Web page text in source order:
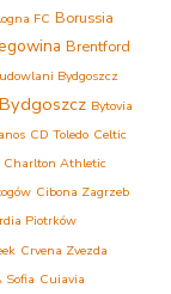
FC Borussia
Brentford
Bydgoszcz
Bydgoszcz Bytovia
CD Toledo Celtic
Charlton Athletic
Cibona Zagrzeb
Piotrków
Crvena Zvezda
Sofia Cuiavia